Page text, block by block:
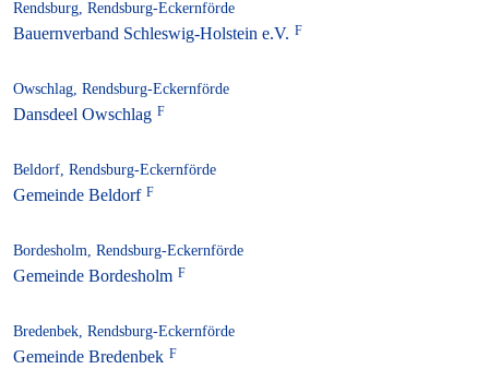
Rendsburg, Rendsburg-Eckernförde
Bauernverband Schleswig-Holstein e.V.
Owschlag, Rendsburg-Eckernförde
Dansdeel Owschlag
Beldorf, Rendsburg-Eckernförde
Gemeinde Beldorf
Bordesholm, Rendsburg-Eckernförde
Gemeinde Bordesholm
Bredenbek, Rendsburg-Eckernförde
Gemeinde Bredenbek